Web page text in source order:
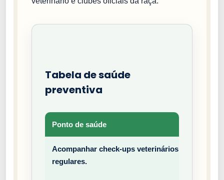
Tabela de saúde
preventiva
Ponto de saúde
Acompanhar check-ups veterinários
regulares.